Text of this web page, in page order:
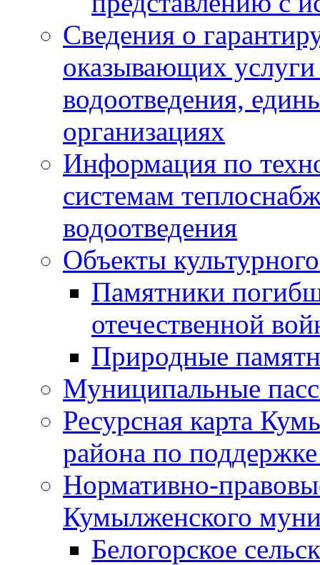
Сведения о
оказывающих
водоотведения,
организациях
Информация по
системам
водоотведения
Объекты
Памятники
отечественной
Природные
Муниципальные
Ресурсная карта
района по
Нормативно-
Кумылженского
Белогорское